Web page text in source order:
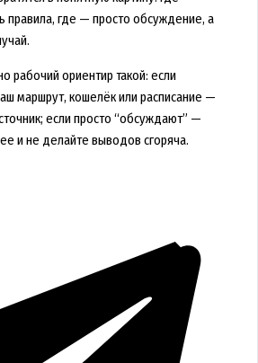
правила, где — просто обсуждение, а
рабочий ориентир такой: если
маршрут, кошелёк или расписание —
если просто “обсуждают” —
и не делайте выводов сгоряча.